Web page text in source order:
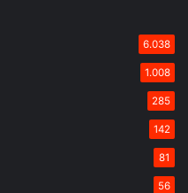
6.038
1.008
285
142
81
56